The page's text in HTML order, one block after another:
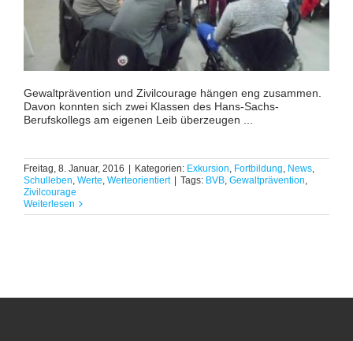
Gewaltprävention und Zivilcourage hängen eng zusammen.
Davon konnten sich zwei Klassen des Hans-Sachs-
Berufskollegs am eigenen Leib überzeugen ...
Freitag, 8. Januar, 2016 Kategorien: Exkursion, Fortbildung, News,
Schulleben, Werte, Werteorientiert Tags: BVB, Gewaltprävention,
Zivilcourage
Weiterlesen